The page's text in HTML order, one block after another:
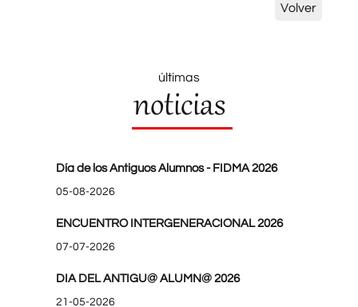
Volver
últimas
noticias
Día de los Antiguos Alumnos - FIDMA 2026
05-08-2026
ENCUENTRO INTERGENERACIONAL 2026
07-07-2026
DIA DEL ANTIGU@ ALUMN@ 2026
21-05-2026